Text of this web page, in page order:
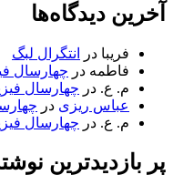
آخرین دیدگاه‌ها
فریبا در
انتگرال لبگ
فاطمه در چهارسال
م. ع. در چهارسال
عباس ریزی در
م. ع. در چهارسال
پر بازدیدترین